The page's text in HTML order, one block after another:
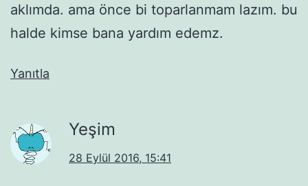
aklımda. ama önce bi toparlanmam lazım. bu
halde kimse bana yardım edemz.
Yanıtla
Yeşim
28 Eylül 2016, 15:41